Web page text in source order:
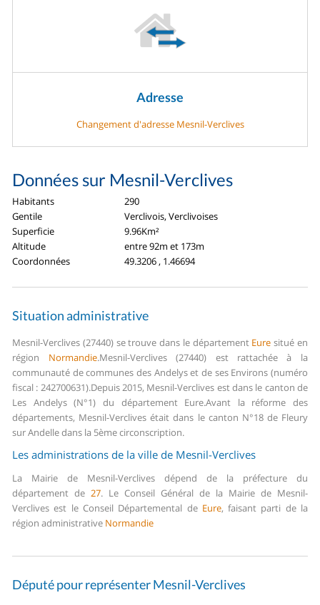
Adresse
Changement d'adresse Mesnil-Verclives
Données sur Mesnil-Verclives
Habitants
290
Gentile
Verclivois, Verclivoises
Superficie
9.96Km²
Altitude
entre 92m et 173m
Coordonnées
49.3206 , 1.46694
Situation administrative
Mesnil-Verclives (27440) se trouve dans le département Eure situé en
région Normandie.Mesnil-Verclives (27440) est rattachée à la
communauté de communes des Andelys et de ses Environs (numéro
fiscal : 242700631).Depuis 2015, Mesnil-Verclives est dans le canton de
Les Andelys (N°1) du département Eure.Avant la réforme des
départements, Mesnil-Verclives était dans le canton N°18 de Fleury
sur Andelle dans la 5ème circonscription.
Les administrations de la ville de Mesnil-Verclives
La Mairie de Mesnil-Verclives dépend de la préfecture du
département de27. Le Conseil Général de la Mairie de Mesnil-
Verclives est le Conseil Départemental de Eure, faisant parti de la
région administrative Normandie
Député pour représenter Mesnil-Verclives